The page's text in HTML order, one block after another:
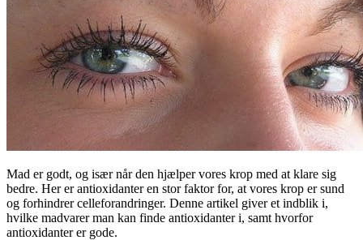
Mad er godt, og især når den hjælper vores krop med at klare sig
bedre. Her er antioxidanter en stor faktor for, at vores krop er sund
og forhindrer celleforandringer. Denne artikel giver et indblik i,
hvilke madvarer man kan finde antioxidanter i, samt hvorfor
antioxidanter er gode.